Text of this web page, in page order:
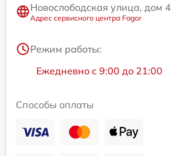
Новослободская улица, дом 4
Адрес сервисного центра Fagor
Режим работы:
Ежедневно с 9:00 до 21:00
Способы оплаты